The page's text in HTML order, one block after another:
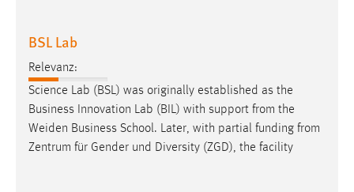
BSL Lab
Relevanz:
Science Lab (BSL) was originally established as the
Business Innovation Lab (BIL) with support from the
Weiden Business School. Later, with partial funding from
Zentrum für Gender und Diversity (ZGD), the facility